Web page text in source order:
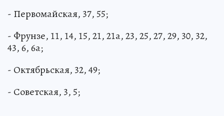
- Первомайская, 37, 55;
- Фрунзе, 11, 14, 15, 21, 21а, 23, 25, 27, 29, 30, 32,
43, 6, 6а;
- Октябрьская, 32, 49;
- Советская, 3, 5;